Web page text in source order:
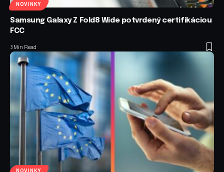
NOVINKY
Samsung Galaxy Z Fold8 Wide potvrdený certifikáciou
FCC
3 Min Read
NOVINKY